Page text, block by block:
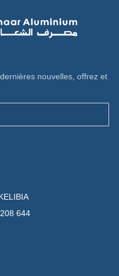
nouvelles, offrez et
644